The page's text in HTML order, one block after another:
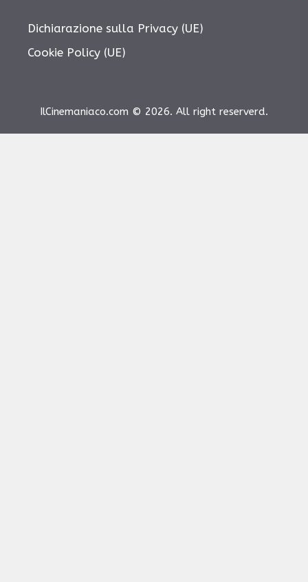
Dichiarazione sulla Privacy (UE)
Cookie Policy (UE)
IlCinemaniaco.com © 2026. All right reserverd.